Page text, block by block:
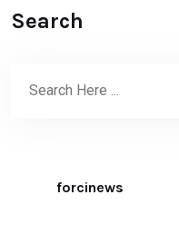
Search
forcinews